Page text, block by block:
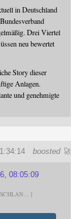
in Deutschland
Drei Viertel
neu bewertet
Story dieser
Anlagen.
und genehmigte
boosted 🚀
08:05:09